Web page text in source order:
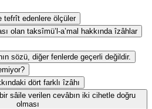
tefrît edenlere ölçüler
olan taksîmü’l-a’mal hakkında îzâhlar
sözü, diğer fenlerde geçerli değildir.
dört farklı îzâhı
sâile verilen cevâbın iki cihetle doğru
olması